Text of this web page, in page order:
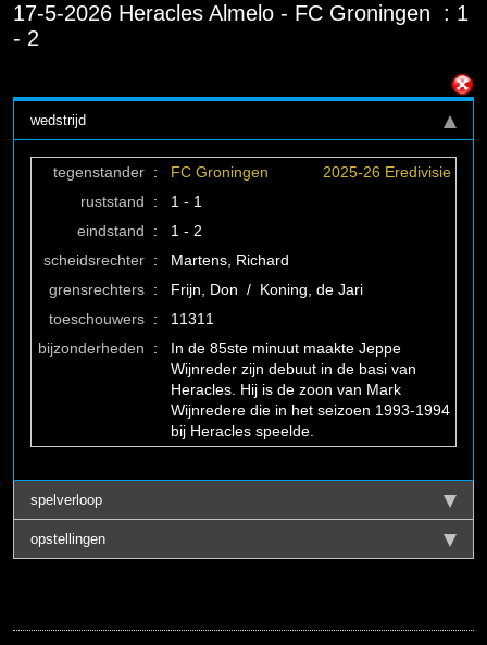
17-5-2026 Heracles Almelo - FC Groningen : 1
- 2
wedstrijd
tegenstander : FC Groningen
2025-26 Eredivisie
ruststand
:
1 - 1
eindstand
:
1 - 2
scheidsrechter :
Martens, Richard
grensrechters :
Frijn, Don / Koning, de Jari
toeschouwers :
11311
bijzonderheden
:
In de 85ste minuut maakte Jeppe
Wijnreder zijn debuut in de basi van
Heracles. Hij is de zoon van Mark
Wijnredere die in het seizoen 1993-1994
bij Heracles speelde.
spelverloop
opstellingen